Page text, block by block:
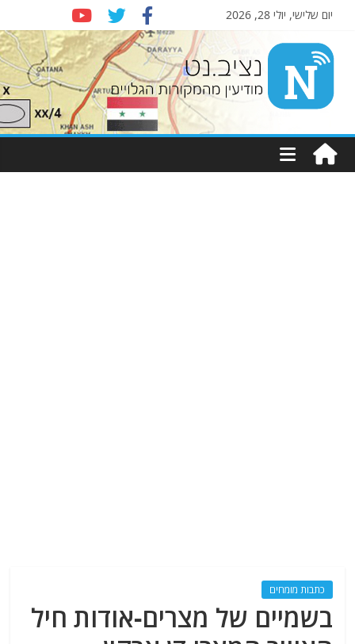
יום שלישי, יולי 28, 2026
Nziv.net
מודיעין
מהמקורות
כתבות מומחים
בשמיים של מצרים-אודות חיל